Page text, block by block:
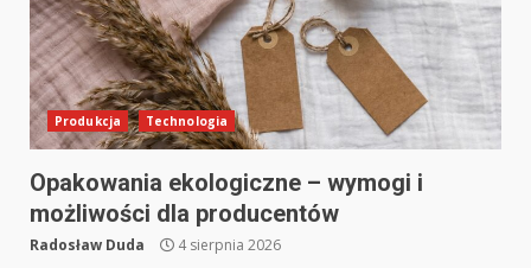
Produkcja Technologia
Opakowania ekologiczne – wymogi i
możliwości dla producentów
Radosław Duda 4 sierpnia 2026